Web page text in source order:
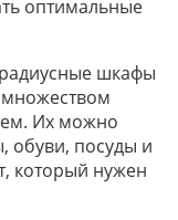
оптимальные
шкафы
множеством
Их можно
обуви, посуды и
который нужен